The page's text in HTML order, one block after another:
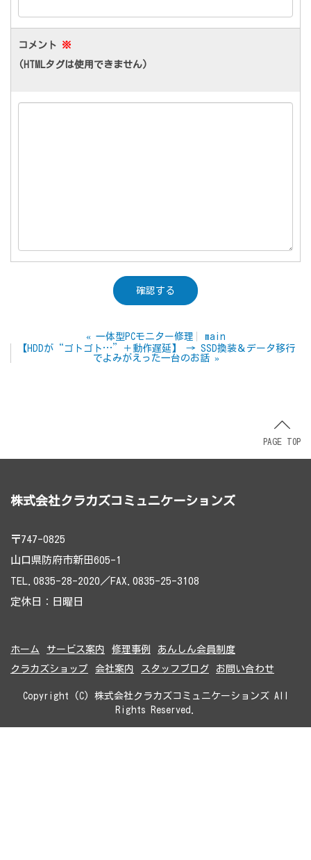
コメント ※
(HTMLタグは使用できません)
« 一体型PCモニター修理
main
【HDDが“ゴトゴト…”＋動作遅延】 → SSD換装＆データ移行
でよみがえった一台のお話»
PAGE TOP
株式会社クラカズコミュニケーションズ
〒747-0825
山口県防府市新田605-1
TEL.0835-28-2020／FAX.0835-25-3108
定休日：日曜日
ホーム サービス案内 修理事例
あんしん会員制度
クラカズショップ
会社案内 スタッフブログ お問い合わせ
Copyright (C) 株式会社クラカズコミュニケーションズ All
Rights Reserved.